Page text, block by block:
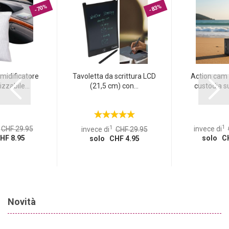
dovrete preoccuparvi di scivolare mentre vi rilassate all‘aperto.
Inoltre, il materiale morbido si adatta perfettamente ai contorni
del corpo e garantisce il massimo comfort!
-70%
CHF 29.95
8.95
-83%
Tavoletta da scrittura LCD
(21,5 cm) con...
invece di1 CHF 29.95
solo CHF 4.95
Action cam
custodia
invece di1
solo
Novità